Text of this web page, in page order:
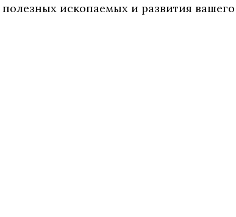
ископаемых и развития вашего